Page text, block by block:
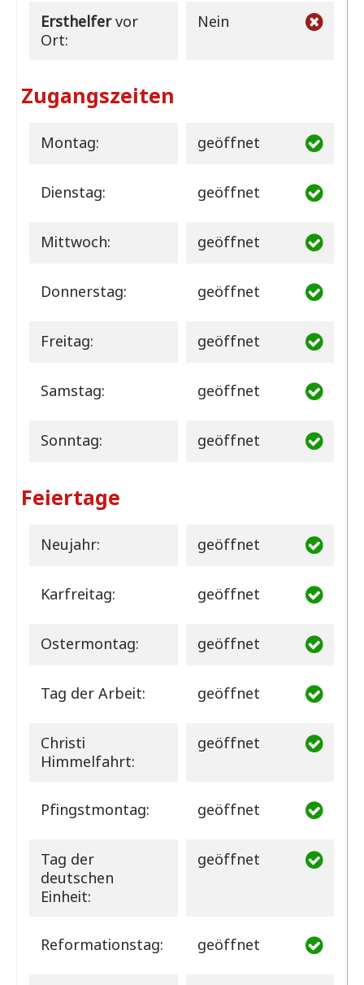
Ersthelfervor
Ort:
Nein
Zugangszeiten
Montag: geöffnet
Dienstag: geöffnet
Mittwoch: geöffnet
Donnerstag: geöffnet
Freitag: geöffnet
Samstag: geöffnet
Sonntag: geöffnet
Feiertage
Neujahr: geöffnet
Karfreitag: geöffnet
Ostermontag: geöffnet
Tag der Arbeit: geöffnet
Christi
Himmelfahrt:
geöffnet
Pfingstmontag: geöffnet
Tag der
deutschen
Einheit:
geöffnet
Reformationstag: geöffnet